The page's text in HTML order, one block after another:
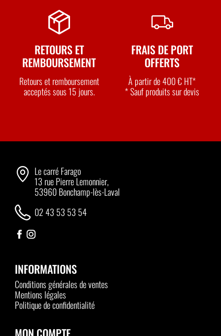
RETOURS ET
REMBOURSEMENT
Retours et remboursement
acceptés sous 15 jours.
FRAIS DE PORT
OFFERTS
À partir de 400 € HT*
* Sauf produits sur devis
Le carré Farago
13 rue Pierre Lemonnier,
53960 Bonchamp-lès-Laval
02 43 53 53 54
INFORMATIONS
Conditions générales de ventes
Mentions légales
Politique de confidentialité